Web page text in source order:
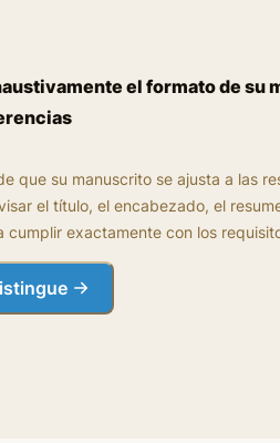
el formato de su
que su manuscrito se ajusta a las
el título, el encabezado, el
cumplir exactamente con los